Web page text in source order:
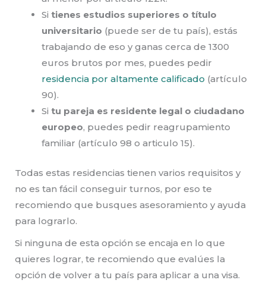
Si tienes estudios superiores o título
universitario (puede ser de tu país), estás
trabajando de eso y ganas cerca de 1300
euros brutos por mes, puedes pedir
residencia por altamente calificado (artículo
90).
Si tu pareja es residente legal o ciudadano
europeo, puedes pedir reagrupamiento
familiar (artículo 98 o articulo 15).
Todas estas residencias tienen varios requisitos y
no es tan fácil conseguir turnos, por eso te
recomiendo que busques asesoramiento y ayuda
para lograrlo.
Si ninguna de esta opción se encaja en lo que
quieres lograr, te recomiendo que evalúes la
opción de volver a tu país para aplicar a una visa.